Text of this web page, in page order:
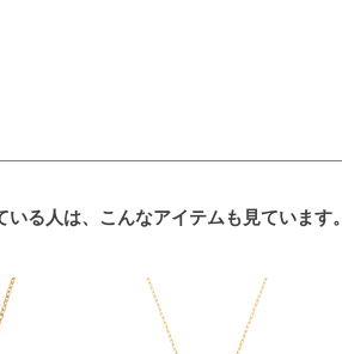
いる人は、こんなアイテムも見ています。